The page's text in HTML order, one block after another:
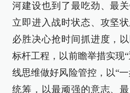
河建设也到了最吃劲、最
立即进入战时状态、攻坚
必胜决心抢时间抓进度，
标杆工程，以前瞻举措实现
线思维做好风险管控，以“
统筹，以最顽强的意志、